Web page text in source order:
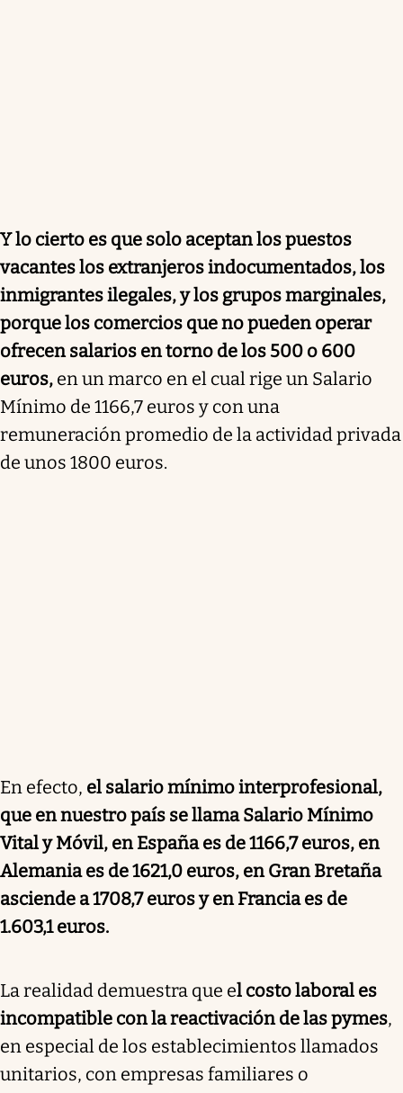
Y lo cierto es que solo aceptan los puestos
vacantes los extranjeros indocumentados, los
inmigrantes ilegales, y los grupos marginales,
porque los comercios que no pueden operar
ofrecen salarios en torno de los 500 o 600
euros, en un marco en el cual rige un Salario
Mínimo de 1166,7 euros y con una
remuneración promedio de la actividad privada
de unos 1800 euros.
En efecto, el salario mínimo interprofesional,
que en nuestro país se llama Salario Mínimo
Vital y Móvil, en España es de 1166,7 euros, en
Alemania es de 1621,0 euros, en Gran Bretaña
asciende a 1708,7 euros y en Francia es de
1.603,1 euros.
La realidad demuestra que el costo laboral es
incompatible con la reactivación de las pymes,
en especial de los establecimientos llamados
unitarios, con empresas familiares o